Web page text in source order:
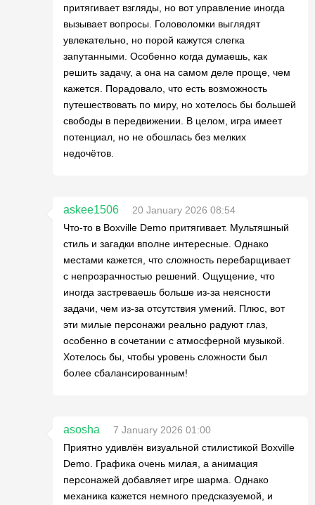
притягивает взгляды, но вот управление иногда
вызывает вопросы. Головоломки выглядят
увлекательно, но порой кажутся слегка
запутанными. Особенно когда думаешь, как
решить задачу, а она на самом деле проще, чем
кажется. Порадовало, что есть возможность
путешествовать по миру, но хотелось бы большей
свободы в передвижении. В целом, игра имеет
потенциал, но не обошлась без мелких
недочётов.
askee1506
20 January 2026 08:54
Что-то в Boxville Demo притягивает. Мультяшный
стиль и загадки вполне интересные. Однако
местами кажется, что сложность перебарщивает
с непрозрачностью решений. Ощущение, что
иногда застреваешь больше из-за неясности
задачи, чем из-за отсутствия умений. Плюс, вот
эти милые персонажи реально радуют глаз,
особенно в сочетании с атмосферной музыкой.
Хотелось бы, чтобы уровень сложности был
более сбалансированным!
asosha
7 January 2026 01:00
Приятно удивлён визуальной стилистикой Boxville
Demo. Графика очень милая, а анимация
персонажей добавляет игре шарма. Однако
механика кажется немного предсказуемой, и